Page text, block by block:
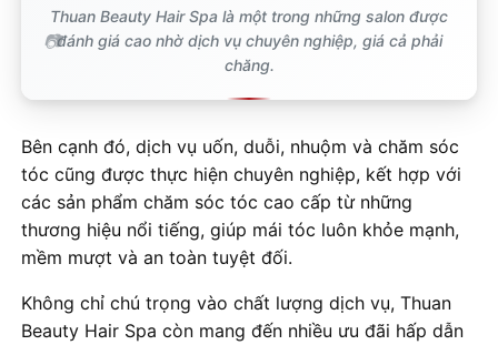
Thuan Beauty Hair Spa là một trong những salon được
đánh giá cao nhờ dịch vụ chuyên nghiệp, giá cả phải
chăng.
Bên cạnh đó, dịch vụ uốn, duỗi, nhuộm và chăm sóc
tóc cũng được thực hiện chuyên nghiệp, kết hợp với
các sản phẩm chăm sóc tóc cao cấp từ những
thương hiệu nổi tiếng, giúp mái tóc luôn khỏe mạnh,
mềm mượt và an toàn tuyệt đối.
Không chỉ chú trọng vào chất lượng dịch vụ, Thuan
Beauty Hair Spa còn mang đến nhiều ưu đãi hấp dẫn